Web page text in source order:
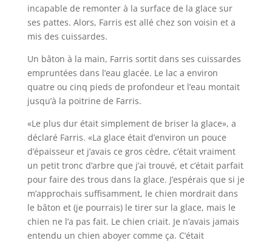
incapable de remonter à la surface de la glace sur
ses pattes. Alors, Farris est allé chez son voisin et a
mis des cuissardes.
Un bâton à la main, Farris sortit dans ses cuissardes
empruntées dans l’eau glacée. Le lac a environ
quatre ou cinq pieds de profondeur et l’eau montait
jusqu’à la poitrine de Farris.
«Le plus dur était simplement de briser la glace», a
déclaré Farris. «La glace était d’environ un pouce
d’épaisseur et j’avais ce gros cèdre, c’était vraiment
un petit tronc d’arbre que j’ai trouvé, et c’était parfait
pour faire des trous dans la glace. J’espérais que si je
m’approchais suffisamment, le chien mordrait dans
le bâton et (je pourrais) le tirer sur la glace, mais le
chien ne l’a pas fait. Le chien criait. Je n’avais jamais
entendu un chien aboyer comme ça. C’était